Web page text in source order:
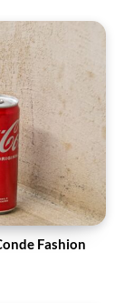
Fashion